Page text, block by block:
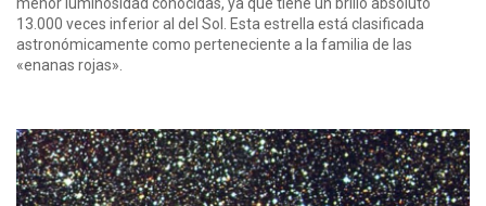
13.000 veces inferior al del Sol. Esta estrella está clasificada
astronómicamente como perteneciente a la familia de las
«enanas rojas».